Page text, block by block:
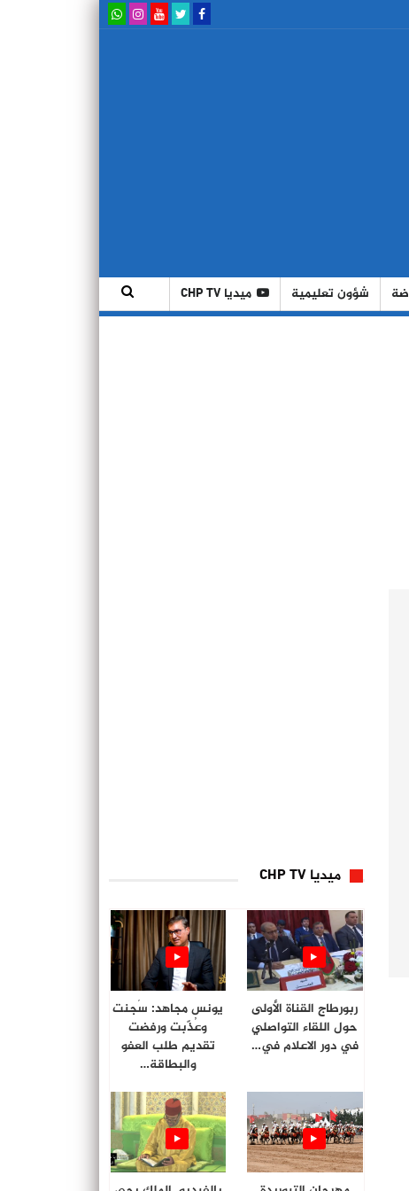
شؤون تعليمية ميديا CHP TV
ميديا CHP TV
ربورطاج القناة الأولى
حول اللقاء التواصلي
في دور الاعلام في…
يونس مجاهد: سُجنت
وعُذّبت ورفضت
تقديم طلب العفو
والبطاقة…